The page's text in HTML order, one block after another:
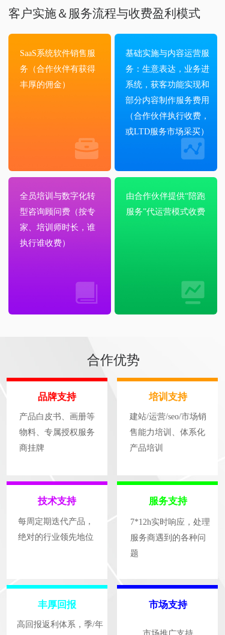
客户实施＆服务流程与收费盈利模式
SaaS系统软件销售服
务（合作伙伴有获得
丰厚的佣金）
基础实施与内容运营服
务：生意表达，业务进
系统，获客功能实现和
部分内容制作服务费用
（合作伙伴执行收费，
或LTD服务市场采买）
全员培训与数字化转
型咨询顾问费（按专
家、培训师时长，谁
执行谁收费）
由合作伙伴提供“陪跑
服务”代运营模式收费
合作优势
品牌支持
产品白皮书、画册等
物料、专属授权服务
商挂牌
培训支持
建站/运营/seo/市场销
售能力培训、体系化
产品培训
技术支持
每周定期迭代产品，
绝对的行业领先地位
服务支持
7*12h实时响应，处理
服务商遇到的各种问
题
丰厚回报
高回报返利体系，季/年
市场支持